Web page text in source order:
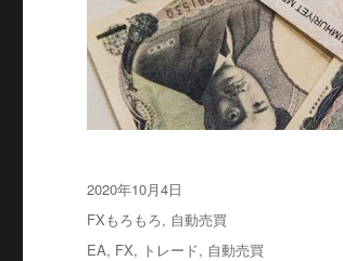
投
稿
2020年10月4日
カ
テ
FXもろもろ, 自動売買
タ
EA, FX, トレード, 自動売買